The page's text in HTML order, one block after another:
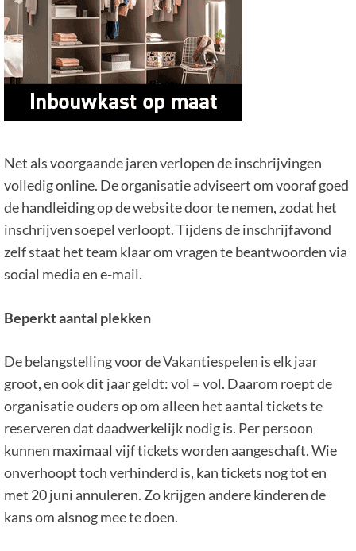
Net als voorgaande jaren verlopen de inschrijvingen
volledig online. De organisatie adviseert om vooraf goed
de handleiding op de website door te nemen, zodat het
inschrijven soepel verloopt. Tijdens de inschrijfavond
zelf staat het team klaar om vragen te beantwoorden via
social media en e-mail.
Beperkt aantal plekken
De belangstelling voor de Vakantiespelen is elk jaar
groot, en ook dit jaar geldt: vol = vol. Daarom roept de
organisatie ouders op om alleen het aantal tickets te
reserveren dat daadwerkelijk nodig is. Per persoon
kunnen maximaal vijf tickets worden aangeschaft. Wie
onverhoopt toch verhinderd is, kan tickets nog tot en
met 20 juni annuleren. Zo krijgen andere kinderen de
kans om alsnog mee te doen.